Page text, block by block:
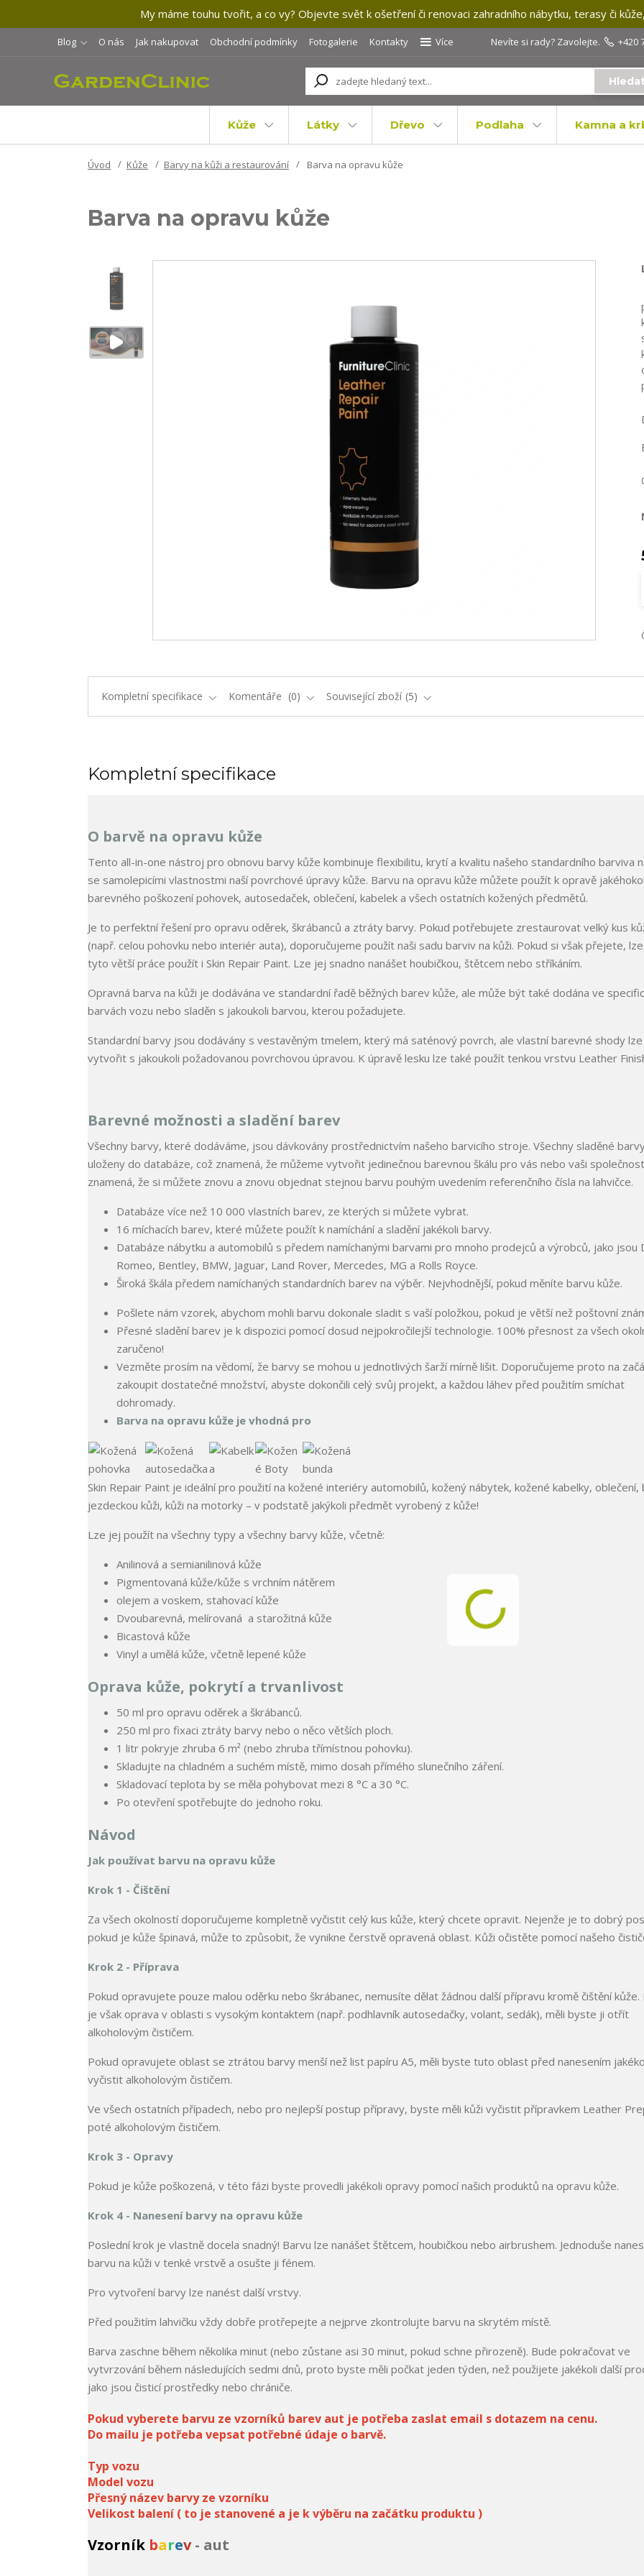
My máme touhu tvořit, a co vy? Objevte svět k ošetření či renovaci zahradního nábytku, terasy či
Blog O nás Jak nakupovat Obchodní podmínky Fotogalerie Kontakty Více
Hledat
Nevíte si rady? Zavolejte. +420
Kůže Látky Dřevo Podlaha Kamna a
Úvod Kůže Barvy na kůži a restaurování Barva na opravu kůže
Barva na opravu kůže
Kompletní specifikace Komentáře 0 Související zboží 5
Kompletní specifikace
O barvě na opravu kůže
Tento all-in-one nástroj pro obnovu barvy kůže kombinuje flexibilitu, krytí a kvalitu našeho standardního barviva
se samolepicími vlastnostmi naší povrchové úpravy kůže. Barvu na opravu kůže můžete použít k opravě
barevného poškození pohovek, autosedaček, oblečení, kabelek a všech ostatních kožených předmětů.
Je to perfektní řešení pro opravu oděrek, škrábanců a ztráty barvy. Pokud potřebujete zrestaurovat velký kus
(např. celou pohovku nebo interiér auta), doporučujeme použít naši sadu barviv na kůži. Pokud si však přejete,
tyto větší práce použít i Skin Repair Paint. Lze jej snadno nanášet houbičkou, štětcem nebo stříkáním.
Opravná barva na kůži je dodávána ve standardní řadě běžných barev kůže, ale může být také dodána ve
barvách vozu nebo sladěn s jakoukoli barvou, kterou požadujete.
Standardní barvy jsou dodávány s vestavěným tmelem, který má saténový povrch, ale vlastní barevné shody lze
vytvořit s jakoukoli požadovanou povrchovou úpravou. K úpravě lesku lze také použít tenkou vrstvu Leather
Barevné možnosti a sladění barev
Všechny barvy, které dodáváme, jsou dávkovány prostřednictvím našeho barvicího stroje. Všechny sladěné
uloženy do databáze, což znamená, že můžeme vytvořit jedinečnou barevnou škálu pro vás nebo vaši
znamená, že si můžete znovu a znovu objednat stejnou barvu pouhým uvedením referenčního čísla na lahvičce.
Databáze více než 10 000 vlastních barev, ze kterých si můžete vybrat.
16 míchacích barev, které můžete použít k namíchání a sladění jakékoli barvy.
Databáze nábytku a automobilů s předem namíchanými barvami pro mnoho prodejců a výrobců, jako jsou
Romeo, Bentley, BMW, Jaguar, Land Rover, Mercedes, MG a Rolls Royce.
Široká škála předem namíchaných standardních barev na výběr. Nejvhodnější, pokud měníte barvu kůže.
Pošlete nám vzorek, abychom mohli barvu dokonale sladit s vaší položkou, pokud je větší než poštovní
Přesné sladění barev je k dispozici pomocí dosud nejpokročilejší technologie. 100% přesnost za všech
zaručeno!
Vezměte prosím na vědomí, že barvy se mohou u jednotlivých šarží mírně lišit. Doporučujeme proto na
zakoupit dostatečné množství, abyste dokončili celý svůj projekt, a každou láhev před použitím smíchat
dohromady.
Barva na opravu kůže je vhodná pro
Skin Repair Paint je ideální pro použití na kožené interiéry automobilů, kožený nábytek, kožené kabelky, oblečení,
jezdeckou kůži, kůži na motorky – v podstatě jakýkoli předmět vyrobený z kůže!
Lze jej použít na všechny typy a všechny barvy kůže, včetně:
Anilinová a semianilinová kůže
Pigmentovaná kůže/kůže s vrchním nátěrem
olejem a voskem, stahovací kůže
Dvoubarevná, melírovaná a starožitná kůže
Bicastová kůže
Vinyl a umělá kůže, včetně lepené kůže
Oprava kůže, pokrytí a trvanlivost
50 ml pro opravu oděrek a škrábanců.
250 ml pro fixaci ztráty barvy nebo o něco větších ploch.
1 litr pokryje zhruba 6 m² (nebo zhruba třímístnou pohovku).
Skladujte na chladném a suchém místě, mimo dosah přímého slunečního záření.
Skladovací teplota by se měla pohybovat mezi 8 °C a 30 °C.
Po otevření spotřebujte do jednoho roku.
Návod
Jak používat barvu na opravu kůže
Krok 1 - Čištění
Za všech okolností doporučujeme kompletně vyčistit celý kus kůže, který chcete opravit. Nejenže je to dobrý
pokud je kůže špinavá, může to způsobit, že vynikne čerstvě opravená oblast. Kůži očistěte pomocí našeho
Krok 2 - Příprava
Pokud opravujete pouze malou oděrku nebo škrábanec, nemusíte dělat žádnou další přípravu kromě čištění kůže.
je však oprava v oblasti s vysokým kontaktem (např. podhlavník autosedačky, volant, sedák), měli byste ji otřít
alkoholovým čističem.
Pokud opravujete oblast se ztrátou barvy menší než list papíru A5, měli byste tuto oblast před nanesením
vyčistit alkoholovým čističem.
Ve všech ostatních případech, nebo pro nejlepší postup přípravy, byste měli kůži vyčistit přípravkem Leather
poté alkoholovým čističem.
Krok 3 - Opravy
Pokud je kůže poškozená, v této fázi byste provedli jakékoli opravy pomocí našich produktů na opravu kůže.
Krok 4 - Nanesení barvy na opravu kůže
Poslední krok je vlastně docela snadný! Barvu lze nanášet štětcem, houbičkou nebo airbrushem. Jednoduše
barvu na kůži v tenké vrstvě a osušte ji fénem.
Pro vytvoření barvy lze nanést další vrstvy.
Před použitím lahvičku vždy dobře protřepejte a nejprve zkontrolujte barvu na skrytém místě.
Barva zaschne během několika minut (nebo zůstane asi 30 minut, pokud schne přirozeně). Bude pokračovat ve
vytvrzování během následujících sedmi dnů, proto byste měli počkat jeden týden, než použijete jakékoli další
jako jsou čisticí prostředky nebo chrániče.
Pokud vyberete barvu ze vzorníků barev aut je potřeba zaslat email s dotazem na cenu.
Do mailu je potřeba vepsat potřebné údaje o barvě.
Typ vozu
Model vozu
Přesný název barvy ze vzorníku
Velikost balení ( to je stanovené a je k výběru na začátku produktu )
Vzorník barev- aut